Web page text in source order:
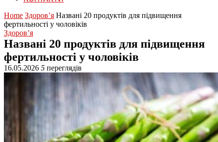
Home Здоров’я Названі 20 продуктів для підвищення
фертильності у чоловіків
Здоров’я
Названі 20 продуктів для підвищення
фертильності у чоловіків
16.05.2026 5 переглядів